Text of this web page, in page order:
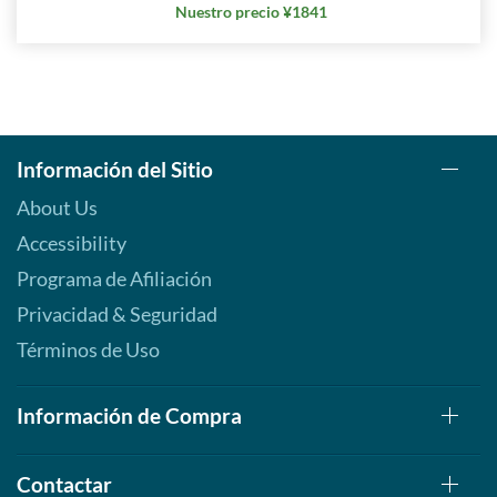
Nuestro precio ¥1841
Información del Sitio
About Us
Accessibility
Programa de Afiliación
Privacidad & Seguridad
Términos de Uso
Información de Compra
Contactar